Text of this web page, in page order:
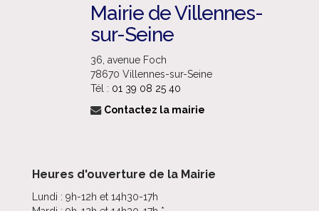
Mairie de Villennes-
sur-Seine
36, avenue Foch
78670 Villennes-sur-Seine
Tél : 01 39 08 25 40
Contactez la mairie
Heures d'ouverture de la Mairie
Lundi : 9h-12h et 14h30-17h